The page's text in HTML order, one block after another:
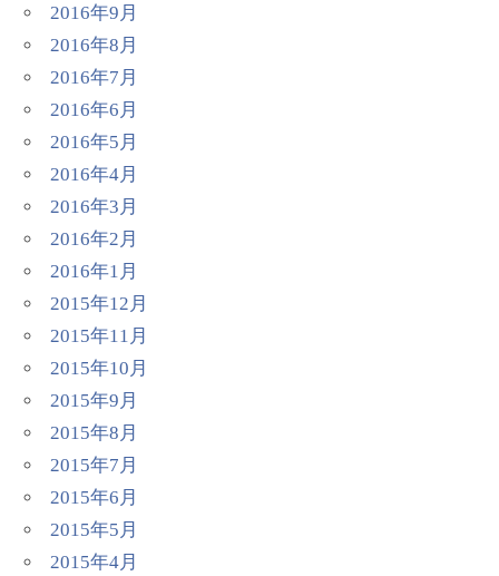
2016年9月
2016年8月
2016年7月
2016年6月
2016年5月
2016年4月
2016年3月
2016年2月
2016年1月
2015年12月
2015年11月
2015年10月
2015年9月
2015年8月
2015年7月
2015年6月
2015年5月
2015年4月